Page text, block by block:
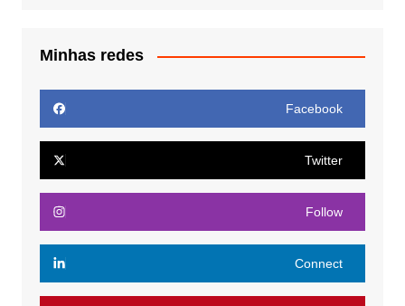
Minhas redes
Facebook
Twitter
Follow
Connect